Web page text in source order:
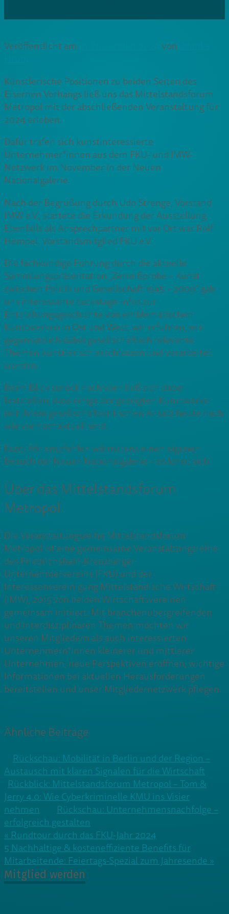
Veröffentlicht am von
Künstlerische Positionen zu beiden Seiten des
Eisernen Vorhangs ließ uns das Mittelstandsforum
Metropol mit der abschließenden Veranstaltung für
2024 erleben.
Dafür trafen sich kunstinteressierte
Unternehmer*innen aus dem FKU- und IMW-
Netzwerk im November in der Neuen
Nationalgalerie.
Nach der Begrüßung durch Udo Strenge, Vorstand
IMW e.V., startete die Erkundung der Ausstellung.
Ebenfalls als Ansprechpartner mit vor Ort war Rolf
Hempel, Vorstandsmitglied FKU e.V.
Die fachkundige Führung durch die aktuelle
Sammlungspräsentation „Zerreißprobe – Kunst
zwischen Politik und Gesellschaft 1945 – 2000“ gab
uns interessante backstage-Infos zur
Entstehungsgeschichte von emblematischen
Kunstwerken in Ost und West, wir erfuhren, wie
gegensätzlich dabei gesellschaftlich relevante
Themen künstlerisch erschlossen und verarbeitet
wurden.
Beim Blick zurück nach vorn ließ sich dabei
feststellen, dass einige der gezeigten Kunstwerke
mit ihrem gesellschaftskritischen Ansatz heute nach
wie vor hochaktuell sind.
Fazit: Wir empfehlen wärmstens einen eigenen
Besuch der Neuen Nationalgalerie – es lohnt sich!
Über das Mittelstandsforum
Metropol
Die Veranstaltungsreihe Mittelstandsforum
Metropol ist eine gemeinsame Veranstaltungsreihe
des Friedrichshain-Kreuzberger
Unternehmervereins (FKU) und der
Interessenvereinigung Mittelständische Wirtschaft
(IMW), 2015 von beiden Wirtschaftsvereinen
gemeinsam initiiert. Mit branchenübergreifenden
und interdisziplinären Themen möchten wir
unseren Mitgliedern als auch interessierten
Unternehmern*innen kleinerer und mittlerer
Unternehmen, neue Perspektiven eröffnen, wichtige
Informationen bei aktuellen Herausforderungen
bereitstellen und unser Mitgliedernetzwerk pflegen.
Ähnliche Beiträge
Rückschau: Mobilität in Berlin und der Region –
Austausch mit klaren Signalen für die Wirtschaft
Rückblick: Mittelstandsforum Metropol – Tom &
Jerry 4.0: Wie Cyberkriminelle KMU ins Visier
nehmen
Rückschau: Unternehmensnachfolge –
erfolgreich gestalten
Beitragsnavigation
« Rundtour durch das FKU-Jahr 2024
5 Nachhaltige & kosteneffiziente Benefits für
Mitarbeitende: Feiertags-Spezial zum Jahresende »
Mitglied werden